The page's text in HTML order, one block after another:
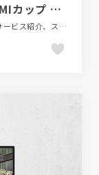
NPB ジュニアトーナメント KONAMIカップ オフィシャルプログラム 2025
エディトリアルデザイン、グラフィック・ロゴ、サービス紹介、スポーツ・アウトドア